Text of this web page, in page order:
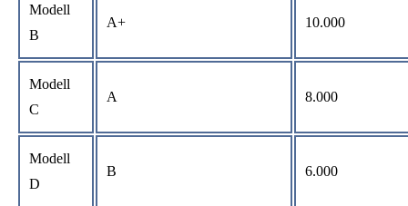
Modell
B
A+ 10.000
Modell
C
A 8.000
Modell
D
B 6.000